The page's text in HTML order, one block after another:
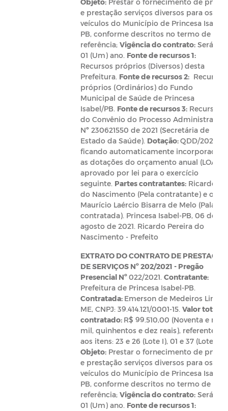
Objeto:Prestar o fornecimento de pneus
e prestação serviços diversos para os
veículos do Município de Princesa Isabel-
PB, conforme descritos no termo de
referência; Vigência do contrato:Será de
01 (Um) ano. Fonte de recursos 1:
Recursos próprios (Diversos) desta
Prefeitura. Fonte de recursos 2:Recursos
próprios (Ordinários) do Fundo
Municipal de Saúde de Princesa
Isabel/PB. Fonte de recursos 3:Recursos
do Convênio do Processo Administrativo
Nº 230621550 de 2021 (Secretária de
Estado da Saúde). Dotação:QDD/2021,
ficando automaticamente incorporadas
as dotações do orçamento anual (LOA)
aprovado por lei para o exercício
seguinte. Partes contratantes:Ricardo P.
do Nascimento (Pela contratante) e o Sr.
Maurício Laércio Bisarra de Melo (Pala
contratada). Princesa Isabel-PB, 06 de
agosto de 2021. Ricardo Pereira do
Nascimento - Prefeito
EXTRATO DO CONTRATO DE PRESTAÇÃO
DE SERVIÇOS Nº 202/2021 - Pregão
Presencial Nº022/2021. Contratante:
Prefeitura de Princesa Isabel-PB.
Contratada: Emerson de Medeiros Lima-
ME, CNPJ: 39.414.121/0001-15. Valor total
contratado: R$ 99.510,00 (Noventa e nove
mil, quinhentos e dez reais), referente
aos itens: 23 e 26 (Lote I), 01 e 37 (Lote II).
Objeto:Prestar o fornecimento de pneus
e prestação serviços diversos para os
veículos do Município de Princesa Isabel-
PB, conforme descritos no termo de
referência; Vigência do contrato:Será de
01 (Um) ano. Fonte de recursos 1: